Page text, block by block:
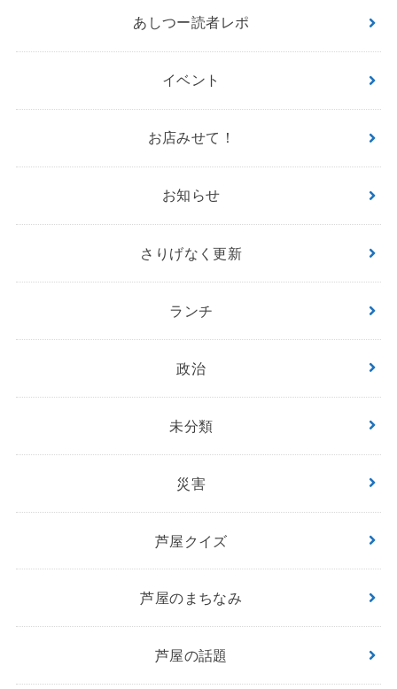
あしつー読者レポ
イベント
お店みせて！
お知らせ
さりげなく更新
ランチ
政治
未分類
災害
芦屋クイズ
芦屋のまちなみ
芦屋の話題